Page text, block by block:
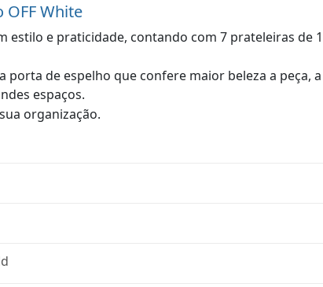
White
estilo e praticidade, contando com 7 prateleiras de
de espelho que confere maior beleza a peça,
espaços.
organização.